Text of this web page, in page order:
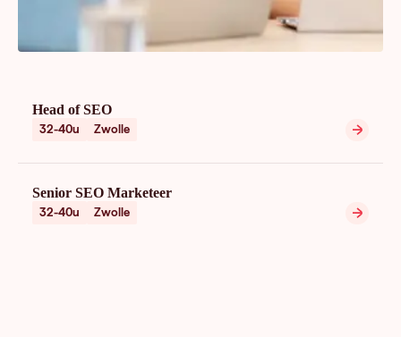
Head of SEO
32-40u Zwolle
Senior SEO Marketeer
32-40u Zwolle